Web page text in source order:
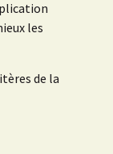
les
de la